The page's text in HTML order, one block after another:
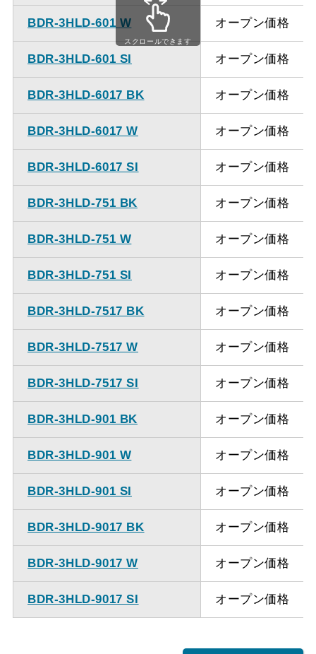
法は弊社にお問い合わせ
ください。
BDR-3HLD-601 W オープン価格
BDR-3HLD-601 SI オープン価格
BDR-3HLD-6017 BK オープン価格
BDR-3HLD-6017 W オープン価格
BDR-3HLD-6017 SI オープン価格
BDR-3HLD-751 BK オープン価格
BDR-3HLD-751 W オープン価格
BDR-3HLD-751 SI オープン価格
BDR-3HLD-7517 BK オープン価格
BDR-3HLD-7517 W オープン価格
BDR-3HLD-7517 SI オープン価格
BDR-3HLD-901 BK オープン価格
BDR-3HLD-901 W オープン価格
BDR-3HLD-901 SI オープン価格
BDR-3HLD-9017 BK オープン価格
BDR-3HLD-9017 W オープン価格
BDR-3HLD-9017 SI オープン価格
スクロールできます